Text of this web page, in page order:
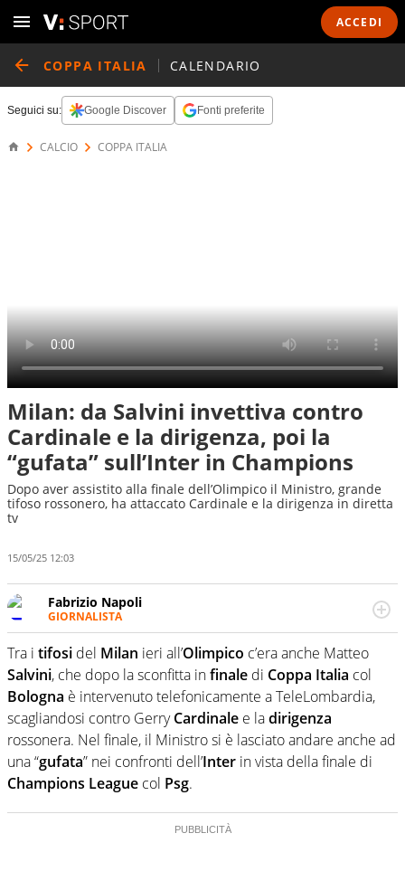
ACCEDI
COPPA ITALIA CALENDARIO
Seguici su: Google Discover Fonti preferite
CALCIO COPPA ITALIA
Milan: da Salvini invettiva contro
Cardinale e la dirigenza, poi la
“gufata” sull’Inter in Champions
Dopo aver assistito alla finale dell’Olimpico il Ministro, grande
tifoso rossonero, ha attaccato Cardinale e la dirigenza in diretta
tv
15/05/25 12:03
Fabrizio Napoli
GIORNALISTA
Giornalista professionista, per Virgilio Sport segue anche
il calcio ma è con la pallanuoto che esalta competenze e
passioni. Cura la comunicazione di HaBaWaBa, il più
grande festival di waterpolo per bambini al mondo
Tra i tifosi del Milan ieri all’Olimpico c’era anche Matteo
Salvini, che dopo la sconfitta infinale di Coppa Italia col
Bologna è intervenuto telefonicamente a TeleLombardia,
scagliandosi contro GerryCardinale e ladirigenza
rossonera. Nel finale, il Ministro si è lasciato andare anche ad
una “gufata” nei confronti dell’Inter in vista della finale di
Champions League col Psg.